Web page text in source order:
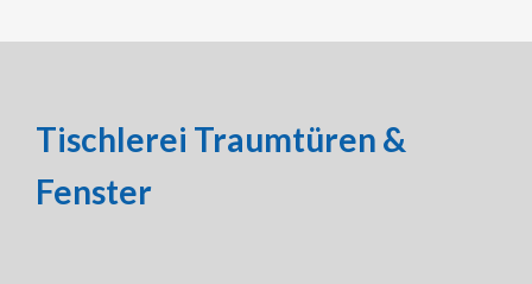
Tischlerei Traumtüren &
Fenster